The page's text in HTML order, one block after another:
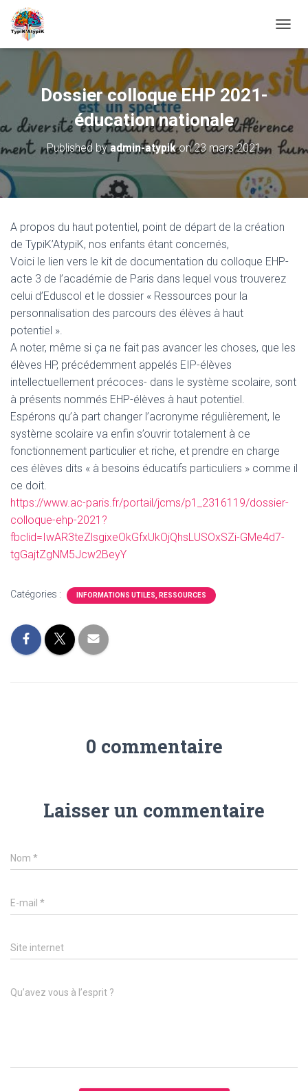
U
R
F
E
R
E
N
V
G
N
Dossier colloque EHP 2021-
éducation nationale
Published byadmin-atypikon23 mars 2021
A propos du haut potentiel, point de départ de la création
de TypiK’AtypiK, nos enfants étant concernés,
Voici le lien vers le kit de documentation du colloque EHP-
acte 3 de l’académie de Paris dans lequel vous trouverez
celui d’Eduscol et le dossier « Ressources pour la
personnalisation des parcours des élèves à haut
potentiel ».
A noter, même si ça ne fait pas avancer les choses, que les
élèves HP, précédemment appelés EIP-élèves
intellectuellement précoces- dans le système scolaire, sont
à présents nommés EHP-élèves à haut potentiel.
Espérons qu’à part changer l’acronyme régulièrement, le
système scolaire va enfin s’ouvrir totalement à ce
fonctionnement particulier et riche, et prendre en charge
ces élèves dits « à besoins éducatifs particuliers » comme il
ce doit.
https://www.ac-paris.fr/portail/jcms/p1_2316119/dossier-
colloque-ehp-2021?
fbclid=IwAR3teZlsgixeOkGfxUkOjQhsLUSOxSZi-GMe4d7-
tgGajtZgNM5Jcw2BeyY
Catégories : INFORMATIONS UTILES, RESSOURCES
0 commentaire
Laisser un commentaire
Nom *
E-mail *
Site internet
Qu’avez vous à l’esprit ?